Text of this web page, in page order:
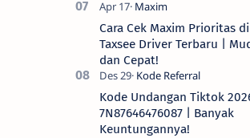
Cara Cek Maxim Prioritas di
Taxsee Driver Terbaru |
dan Cepat!
Kode Undangan Tiktok
7N87646476087 | Banyak
Keuntungannya!